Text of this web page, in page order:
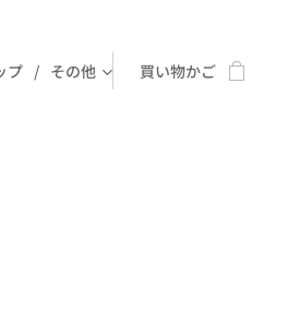
プ その他 買い物かご